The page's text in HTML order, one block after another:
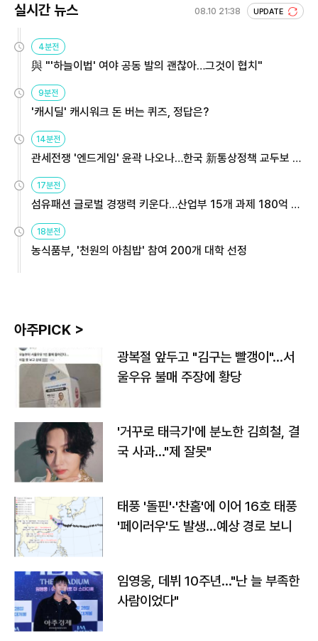
실시간 뉴스 08.10 21:38 UPDATE
4분전
與 "'하늘이법' 여야 공동 발의 괜찮아…그것이 협치"
9분전
'캐시딜' 캐시워크 돈 버는 퀴즈, 정답은?
14분전
관세전쟁 '엔드게임' 윤곽 나오나…한국 新통상정책 교두보 활
17분전
섬유패션 글로벌 경쟁력 키운다…산업부 15개 과제 180억 지
18분전
농식품부, '천원의 아침밥' 참여 200개 대학 선정
아주PICK >
광복절 앞두고 "김구는 빨갱이"…서
울우유 불매 주장에 황당
'거꾸로 태극기'에 분노한 김희철, 결
국 사과…"제 잘못"
태풍 '돌핀'·'찬홈'에 이어 16호 태풍
'페이러우'도 발생…예상 경로 보니
임영웅, 데뷔 10주년…"난 늘 부족한
사람이었다"